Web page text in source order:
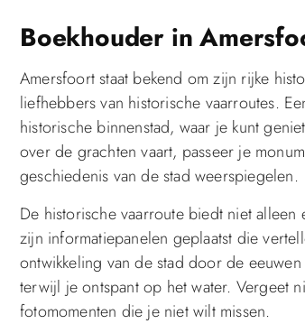
Boekhouder in
Amersfoort staat bekend om zijn rijke
liefhebbers van historische vaarroutes.
historische binnenstad, waar je kunt
over de grachten vaart, passeer je
geschiedenis van de stad weerspiegelen.
De historische vaarroute biedt niet
zijn informatiepanelen geplaatst die
ontwikkeling van de stad door de
terwijl je ontspant op het water. Vergeet
fotomomenten die je niet wilt missen.